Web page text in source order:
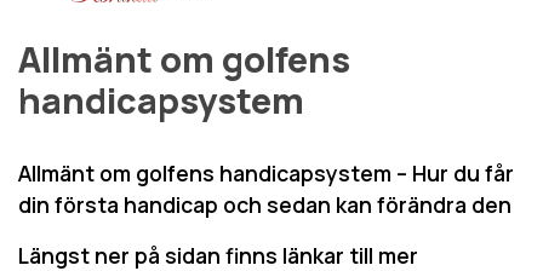
Allmänt om golfens
handicapsystem
Allmänt om golfens handicapsystem – Hur du får
din första handicap och sedan kan förändra den
Längst ner på sidan finns länkar till mer